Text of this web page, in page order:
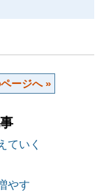
ージへ »
ていく
やす